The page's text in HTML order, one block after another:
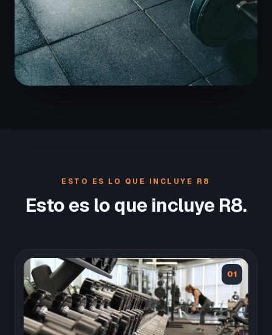
ESTO ES LO QUE INCLUYE R8
Esto es lo que incluye R8.
01